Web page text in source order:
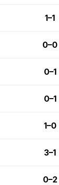
1–1
0–0
0–1
0–1
1–0
3–1
0–2